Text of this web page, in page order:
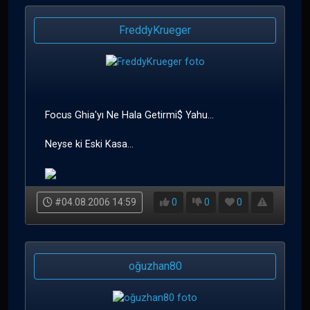
FreddyKrueger
Focus Ghia'yı Ne Hala Getirmi$ Yahu...
Neyse ki Eski Kasa...
#04.08.2006 14:59 0 0 0
oğuzhan80